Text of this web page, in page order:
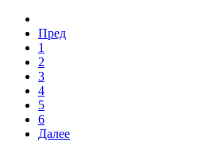
Пред
1
2
3
4
5
6
Далее